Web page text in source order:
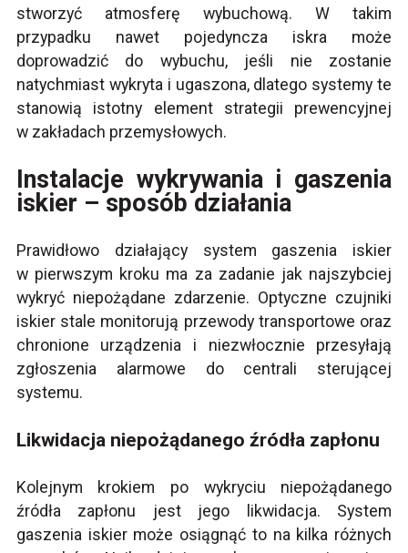
stworzyć atmosferę wybuchową. W takim
przypadku nawet pojedyncza iskra może
doprowadzić do wybuchu, jeśli nie zostanie
natychmiast wykryta i ugaszona, dlatego systemy te
stanowią istotny element strategii prewencyjnej
w zakładach przemysłowych.
Instalacje wykrywania i gaszenia
iskier – sposób działania
Prawidłowo działający system gaszenia iskier
w pierwszym kroku ma za zadanie jak najszybciej
wykryć niepożądane zdarzenie. Optyczne czujniki
iskier stale monitorują przewody transportowe oraz
chronione urządzenia i niezwłocznie przesyłają
zgłoszenia alarmowe do centrali sterującej
systemu.
Likwidacja niepożądanego źródła zapłonu
Kolejnym krokiem po wykryciu niepożądanego
źródła zapłonu jest jego likwidacja. System
gaszenia iskier może osiągnąć to na kilka różnych